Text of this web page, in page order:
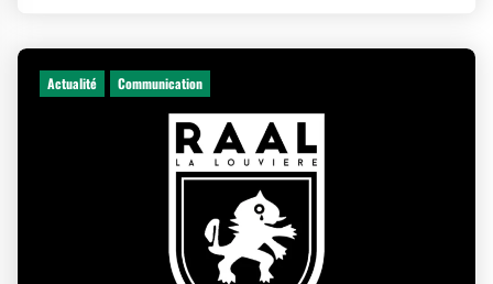
Actualité Communication